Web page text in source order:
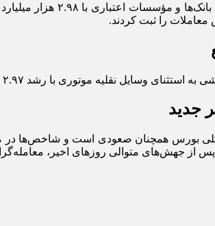
بیشترین بازدهی را به ثبت رساند. صنعت چوب نیز با رشد ۲.۸۵ درصدی در رتبه دوم قرار گرفت.
جدید
کلی بورس همچنان صعودی است و شاخص‌ها در
جهش‌های متوالی روز‌های اخیر،